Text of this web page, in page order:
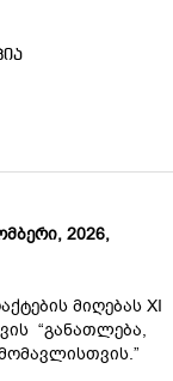
2026,
მიღებას XI
“განათლება,